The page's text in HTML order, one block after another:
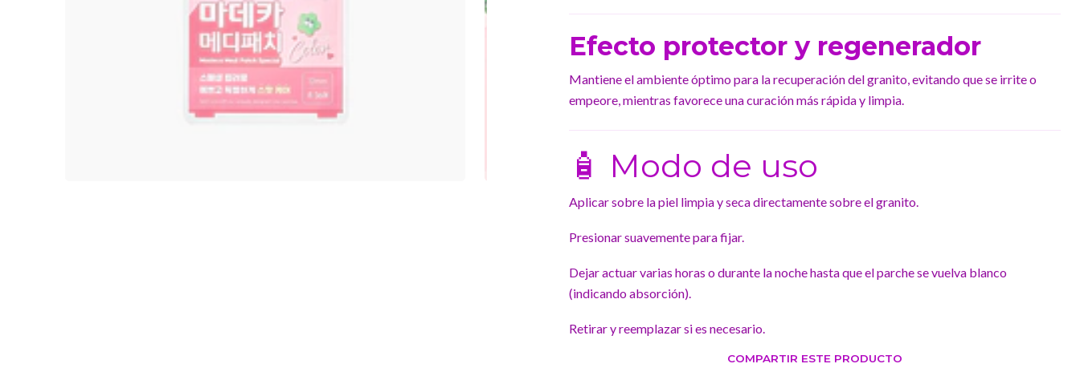
Efecto protector y regenerador
Mantiene el ambiente óptimo para la recuperación del granito, evitando que se irrite o
empeore, mientras favorece una curación más rápida y limpia.
🧴 Modo de uso
Aplicar sobre la piel limpia y seca directamente sobre el granito.
Presionar suavemente para fijar.
Dejar actuar varias horas o durante la noche hasta que el parche se vuelva blanco
(indicando absorción).
Retirar y reemplazar si es necesario.
COMPARTIR ESTE PRODUCTO